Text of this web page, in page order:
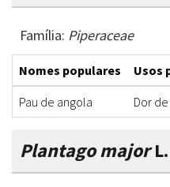
Família: Piperaceae
Nomes populares Usos
Pau de angola
Dor
Plantago majorL.